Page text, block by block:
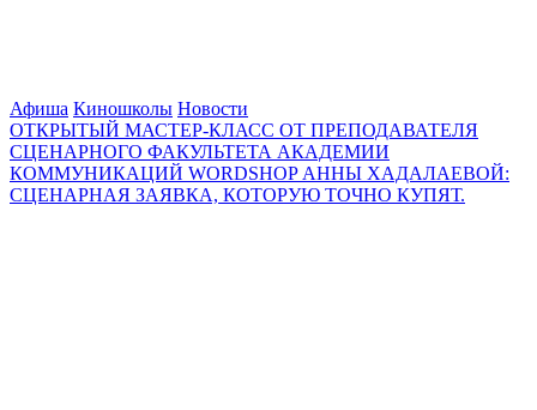
Афиша Киношколы Новости
ОТКРЫТЫЙ МАСТЕР-КЛАСС ОТ ПРЕПОДАВАТЕЛЯ
СЦЕНАРНОГО ФАКУЛЬТЕТА АКАДЕМИИ
КОММУНИКАЦИЙ WORDSHOP АННЫ ХАДАЛАЕВОЙ:
СЦЕНАРНАЯ ЗАЯВКА, КОТОРУЮ ТОЧНО КУПЯТ.